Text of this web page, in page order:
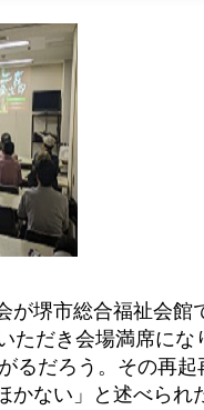
が堺市総合福祉会館
ただき会場満席に
るだろう。その再
かない」と述べられ